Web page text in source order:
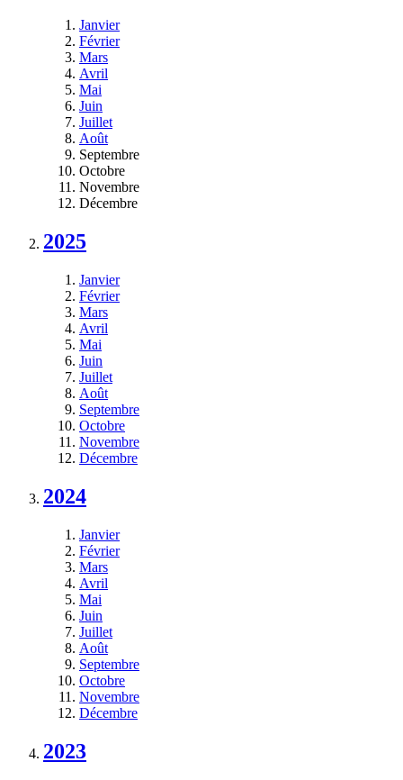
Janvier
Février
Mars
Avril
Mai
Juin
Juillet
Août
Septembre
Octobre
Novembre
Décembre
2025
Janvier
Février
Mars
Avril
Mai
Juin
Juillet
Août
Septembre
Octobre
Novembre
Décembre
2024
Janvier
Février
Mars
Avril
Mai
Juin
Juillet
Août
Septembre
Octobre
Novembre
Décembre
2023